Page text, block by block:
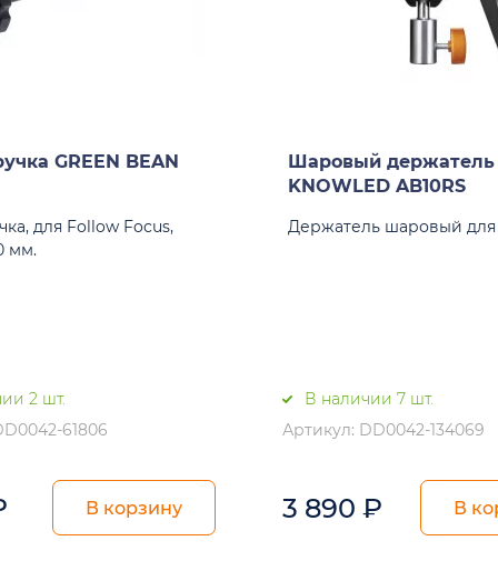
GREEN BEAN
для Follow Focus,
мм.
2 шт.
61806
В корзину
Шаровый держатель
KNOWLED AB10RS
Держатель шаровый для
В наличии 7 шт.
Артикул: DD0042-134069
3 890 ₽ В